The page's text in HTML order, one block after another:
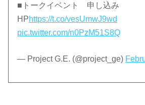
■トークイベント 申し込み
HPhttps://t.co/vesUmwJ9wd
pic.twitter.com/n0PzM51S8Q
— Project G.E. (@project_ge)